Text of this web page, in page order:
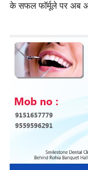
के सफल फॉर्मूले पर अब